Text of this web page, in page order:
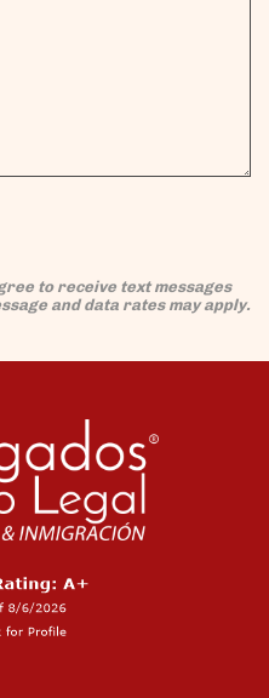
to receive text messages
and data rates may apply.